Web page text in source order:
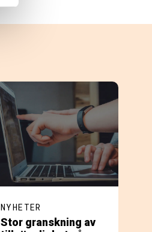
NYHETER
Stor granskning av